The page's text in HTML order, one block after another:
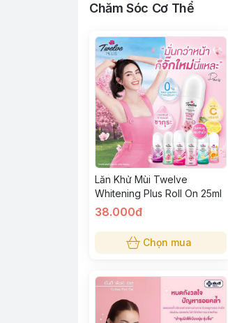
Chăm Sóc Cơ Thể
Lăn Khử Mùi Twelve
Whitening Plus Roll On 25ml
38.000đ
Chọn mua